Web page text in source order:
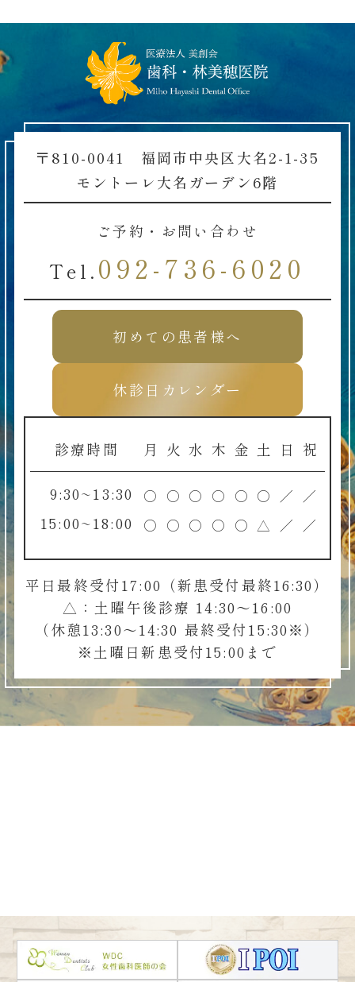
〒810-0041 福岡市中央区大名2-1-35
モントーレ大名ガーデン6階
ご予約・お問い合わせ
Tel. 092-736-6020
初めての患者様へ
休診日カレンダー
診療時間 月 火 水 木 金 土 日 祝
9:30~13:30 ○ ○ ○ ○ ○ ○ ／ ／
15:00~18:00 ○ ○ ○ ○ ○ △ ／ ／
平日最終受付17:00（新患受付最終16:30）
△：土曜午後診療 14:30～16:00
（休憩13:30～14:30 最終受付15:30※）
※土曜日新患受付15:00まで